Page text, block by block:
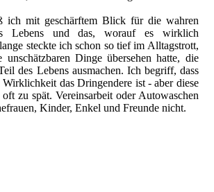
ich mit geschärftem Blick für die wahren
Lebens und das, worauf es wirklich
steckte ich schon so tief im Alltagstrott,
unschätzbaren Dinge übersehen hatte, die
des Lebens ausmachen. Ich begriff, dass
Wirklichkeit das Dringendere ist - aber diese
zu spät. Vereinsarbeit oder Autowaschen
Kinder, Enkel und Freunde nicht.